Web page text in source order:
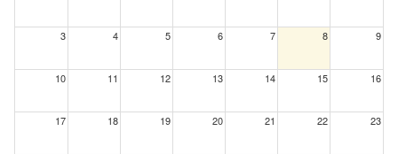
3 4 5 6 7 8 9
10 11 12 13 14 15 16
17 18 19 20 21 22 23